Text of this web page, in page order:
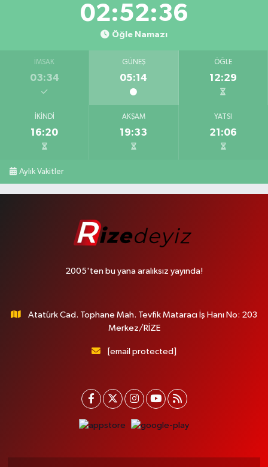
02:52:35
Öğle Namazı
İMSAK
03:34
GÜNEŞ
05:14
ÖĞLE
12:29
İKINDI
16:20
AKŞAM
19:33
YATSI
21:06
Aylık Vakitler
2005'ten bu yana aralıksız yayında!
Atatürk Cad. Tophane Mah. Tevfik Mataracı İş Hanı No: 203
Merkez/RİZE
[email protected]